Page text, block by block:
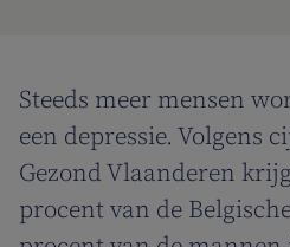
Steeds meer mensen
een depressie. Volgens
Gezond Vlaanderen
procent van de